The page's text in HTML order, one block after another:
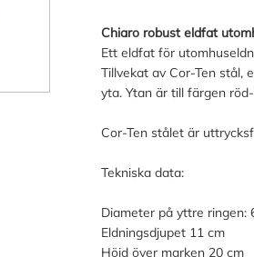
Chiaro robust eldfat
Ett eldfat för
Tillvekat av Cor-Ten stål,
yta. Ytan är till färgen
Cor-Ten stålet är
Tekniska data:
Diameter på yttre ringen:
Eldningsdjupet 11 cm
Höjd över marken 20 cm